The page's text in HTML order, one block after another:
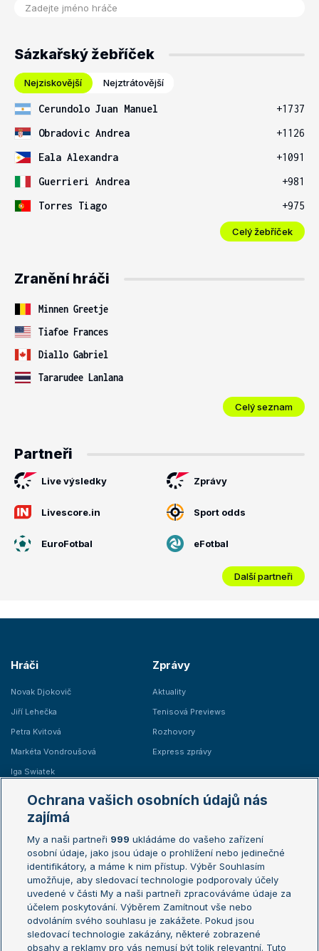
Sázkařský žebříček
Nejziskovější Nejztrátovější
Cerundolo Juan Manuel
+1737
Obradovic Andrea
+1126
Eala Alexandra
+1091
Guerrieri Andrea
+981
Torres Tiago
+975
Celý žebříček
Zranění hráči
Minnen Greetje
Tiafoe Frances
Diallo Gabriel
Tararudee Lanlana
Celý seznam
Partneři
Live výsledky Zprávy
Livescore.in Sport odds
EuroFotbal eFotbal
Další partneři
Hráči
Novak Djokovič
Jiří Lehečka
Petra Kvitová
Markéta Vondroušová
Iga Swiatek
Zprávy
Aktuality
Tenisová Previews
Rozhovory
Express zprávy
Žebříčky
Žebříček ATP (muži)
Žebříček WTA (ženy)
Sázkařský žebříček
Australian Open
French Open
Wimbledon
US Open
Turnaj mistrů
Turnaj mistryň
Ochrana vašich osobních údajů nás
zajímá
My a naši partneři 999 ukládáme do vašeho zařízení
osobní údaje, jako jsou údaje o prohlížení nebo jedinečné
identifikátory, a máme k nim přístup. Výběr Souhlasím
umožňuje, aby sledovací technologie podporovaly účely
uvedené v části My a naši partneři zpracováváme údaje za
účelem poskytování. Výběrem Zamítnout vše nebo
odvoláním svého souhlasu je zakážete. Pokud jsou
sledovací technologie zakázány, některé zobrazené
obsahy a reklamy pro vás nemusí být tolik relevantní. Tuto